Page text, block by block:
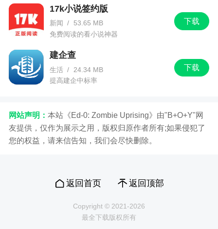
3、且慢是珠海盈米财富管理有限公司旗下的基
金软件，拥有专业的投资机构和主理达人，可以帮
金产品可以为你解除投资的后顾之忧
更新日志
本次更新：
一些已知问题的修复
下载
17k小说签约版
新闻 /
53.65 MB
免费阅读的看小说神器
下载
建企查
生活 /
24.34 MB
提高建企中标率
网站声明： 本站《Ed-0: Zombie Uprising》由"B+O+Y"网
友提供，仅作为展示之用，版权归原作者所有;如果侵犯了
您的权益，请来信告知，我们会尽快删除。
返回首页 返回顶部
Copyright © 2021-2026
最全下载版权所有